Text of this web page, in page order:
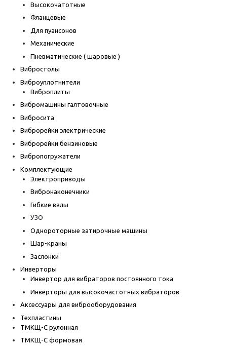
Высокочатотные
Фланцевые
Для пуансонов
Механические
Пневматические ( шаровые )
Вибростолы
Виброуплотнители
Виброплиты
Вибромашины галтовочные
Вибросита
Виброрейки электрические
Виброрейки бензиновые
Вибропогружатели
Комплектующие
Электроприводы
Вибронаконечники
Гибкие валы
УЗО
Однороторные затирочные машины
Шар-краны
Заслонки
Инверторы
Инвертор для вибраторов постоянного тока
Инверторы для высокочастотных вибраторов
Аксессуары для виброоборудования
Техпластины
ТМКЩ-С рулонная
ТМКЩ-С формовая